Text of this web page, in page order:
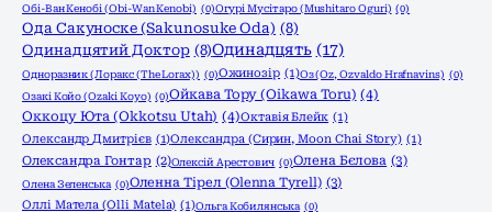
Обі-Ван Кенобі (Obi-Wan Kenobi) (0)Огурі Мусітаро (Mushitaro Oguri) (0)
Ода Сакуноске (Sakunosuke Oda) (8)
Одинадцятий Доктор (8)Одинадцять (17)
Одноразник (Лоракс (The Lorax)) (0)Ожинозір (1)Оз (Oz, Ozvaldo Hrafnavins) (0)
Озакі Койо (Ozaki Koyo) (0)Ойкава Тору (Oikawa Toru) (4)
Оккоцу Юта (Okkotsu Utah) (4)Октавія Блейк (1)
Олександр Дмитрієв (1)Олександра (Сирин, Moon Chai Story) (1)
Олександра Гонтар (2)Олексій Арестович (0)Олена Бєлова (3)
Олена Зеленська (0)Оленна Тірел (Olenna Tyrell) (3)
Оллі Матела (Olli Matela) (1)Ольга Кобилянська (0)